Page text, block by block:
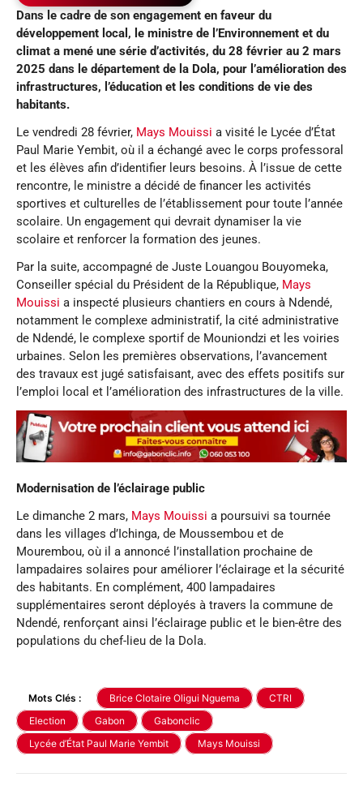
Dans le cadre de son engagement en faveur du
développement local, le ministre de l’Environnement et du
climat a mené une série d’activités, du 28 février au 2 mars
2025 dans le département de la Dola, pour l’amélioration des
infrastructures, l’éducation et les conditions de vie des
habitants.
Le vendredi 28 février, Mays Mouissi a visité le Lycée d’État
Paul Marie Yembit, où il a échangé avec le corps professoral
et les élèves afin d’identifier leurs besoins. À l’issue de cette
rencontre, le ministre a décidé de financer les activités
sportives et culturelles de l’établissement pour toute l’année
scolaire. Un engagement qui devrait dynamiser la vie
scolaire et renforcer la formation des jeunes.
Par la suite, accompagné de Juste Louangou Bouyomeka,
Conseiller spécial du Président de la République, Mays
Mouissi a inspecté plusieurs chantiers en cours à Ndendé,
notamment le complexe administratif, la cité administrative
de Ndendé, le complexe sportif de Mouniondzi et les voiries
urbaines. Selon les premières observations, l’avancement
des travaux est jugé satisfaisant, avec des effets positifs sur
l’emploi local et l’amélioration des infrastructures de la ville.
Modernisation de l’éclairage public
Le dimanche 2 mars, Mays Mouissi a poursuivi sa tournée
dans les villages d’Ichinga, de Moussembou et de
Mourembou, où il a annoncé l’installation prochaine de
lampadaires solaires pour améliorer l’éclairage et la sécurité
des habitants. En complément, 400 lampadaires
supplémentaires seront déployés à travers la commune de
Ndendé, renforçant ainsi l’éclairage public et le bien-être des
populations du chef-lieu de la Dola.
Mots Clés : Brice Clotaire Oligui Nguema
CTRI
Election
Gabon
Gabonclic
Lycée d’État Paul Marie Yembit
Mays Mouissi